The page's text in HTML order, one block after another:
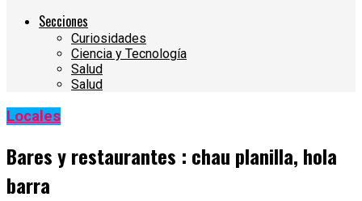
Secciones
Curiosidades
Ciencia y Tecnología
Salud
Salud
Locales
Bares y restaurantes : chau planilla, hola
barra